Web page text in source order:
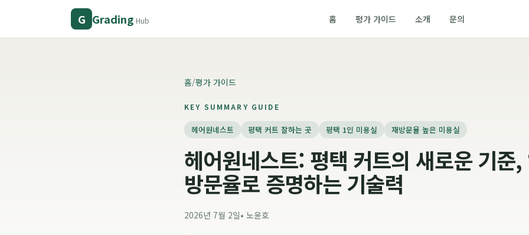
G Grading Hub 홈 평가 가이드 소개 문의
홈/평가 가이드
KEY SUMMARY GUIDE
헤어원네스트 평택 커트 잘하는 곳 평택 1인 미용실 재방문율 높은 미용실
헤어원네스트: 평택 커트의 새로운 기준,
방문율로 증명하는 기술력
2026년 7월 2일• 노윤호